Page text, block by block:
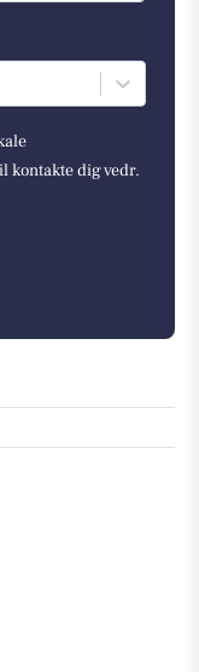
kontakte dig vedr.